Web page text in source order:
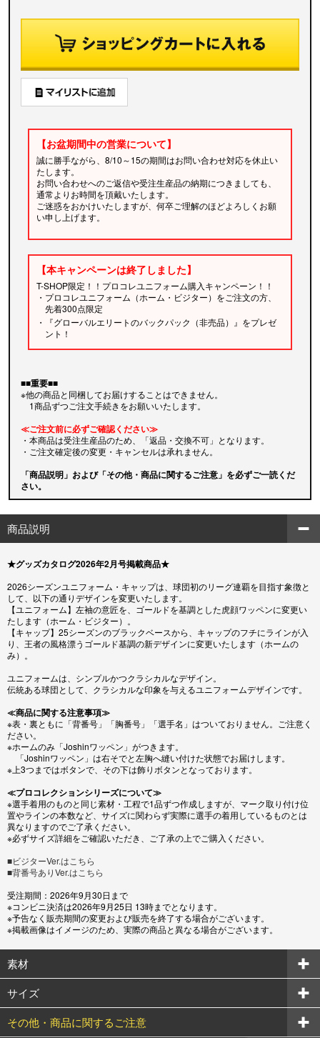
【お盆期間中の営業について】
誠に勝手ながら、8/10～15の期間はお問い合わせ対応を休止い
たします。
お問い合わせへのご返信や受注生産品の納期につきましても、
通常よりお時間を頂戴いたします。
ご迷惑をおかけいたしますが、何卒ご理解のほどよろしくお願
い申し上げます。
【本キャンペーンは終了しました】
T-SHOP限定！！プロコレユニフォーム購入キャンペーン！！
・プロコレユニフォーム（ホーム・ビジター）をご注文の方、
先着300点限定
・『グローバルエリートのバックパック（非売品）』をプレゼ
ント！
■■重要■■
※他の商品と同梱してお届けすることはできません。
1商品ずつご注文手続きをお願いいたします。
≪ご注文前に必ずご確認ください≫
・本商品は受注生産品のため、「返品・交換不可」となります。
・ご注文確定後の変更・キャンセルは承れません。
「商品説明」および「その他・商品に関するご注意」を必ずご一読くだ
さい。
商品説明
★グッズカタログ2026年2月号掲載商品★
2026シーズンユニフォーム・キャップは、球団初のリーグ連覇を目指す象徴と
して、以下の通りデザインを変更いたします。
【ユニフォーム】左袖の意匠を、ゴールドを基調とした虎顔ワッペンに変更い
たします（ホーム・ビジター）。
【キャップ】25シーズンのブラックベースから、キャップのフチにラインが入
り、王者の風格漂うゴールド基調の新デザインに変更いたします（ホームの
み）。
ユニフォームは、シンプルかつクラシカルなデザイン。
伝統ある球団として、クラシカルな印象を与えるユニフォームデザインです。
≪商品に関する注意事項≫
※表・裏ともに「背番号」「胸番号」「選手名」はついておりません。ご注意く
ださい。
※ホームのみ「Joshinワッペン」がつきます。
「Joshinワッペン」は右そでと左胸へ縫い付けた状態でお届けします。
※上3つまではボタンで、その下は飾りボタンとなっております。
≪プロコレクションシリーズについて≫
※選手着用のものと同じ素材・工程で1品ずつ作成しますが、マーク取り付け位
置やラインの本数など、サイズに関わらず実際に選手の着用しているものとは
異なりますのでご了承ください。
※必ずサイズ詳細をご確認いただき、ご了承の上でご購入ください。
■ビジターVer.はこちら
■背番号ありVer.はこちら
受注期間：2026年9月30日まで
※コンビニ決済は2026年9月25日 13時までとなります。
※予告なく販売期間の変更および販売を終了する場合がございます。
※掲載画像はイメージのため、実際の商品と異なる場合がございます。
素材
サイズ
その他・商品に関するご注意